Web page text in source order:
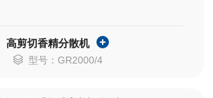
高剪切香精分散机
型号：GR2000/4